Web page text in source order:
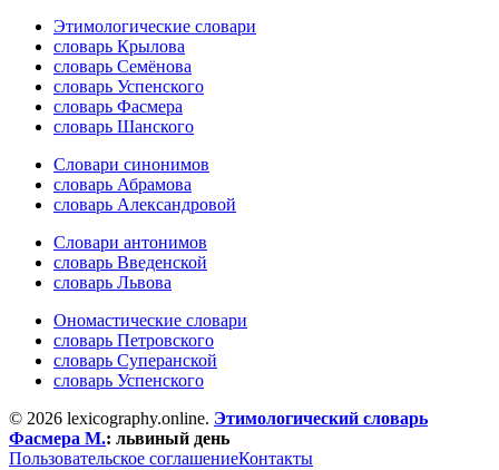
Этимологические словари
словарь Крылова
словарь Семёнова
словарь Успенского
словарь Фасмера
словарь Шанского
Словари синонимов
словарь Абрамова
словарь Александровой
Словари антонимов
словарь Введенской
словарь Львова
Ономастические словари
словарь Петровского
словарь Суперанской
словарь Успенского
© 2026 lexicography.online. Этимологический словарь
Фасмера М.: львиный день
Пользовательское соглашениеКонтакты